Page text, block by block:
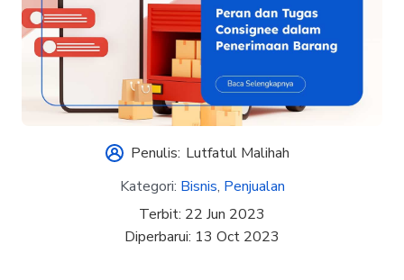
Penulis: Lutfatul Malihah
Kategori: Bisnis, Penjualan
Terbit: 22 Jun 2023
Diperbarui: 13 Oct 2023